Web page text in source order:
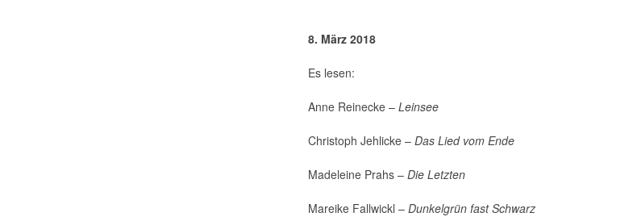
8. März 2018
Es lesen:
Anne Reinecke – Leinsee
Christoph Jehlicke – Das Lied vom Ende
Madeleine Prahs – Die Letzten
Mareike Fallwickl – Dunkelgrün fast Schwarz